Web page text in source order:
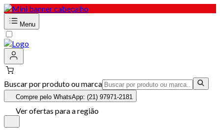
Menu
Buscar por produto ou marca
Compre pelo WhatsApp: (21) 97971-2181
Ver ofertas para a região